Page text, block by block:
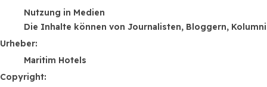
Nutzung in Medien
Die Inhalte können von Journalisten, Bloggern,
Urheber:
Maritim Hotels
Copyright: